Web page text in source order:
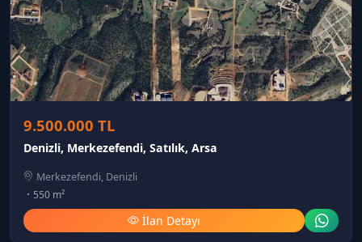
9.500.000 TL
Denizli, Merkezefendi, Satılık, Arsa
Merkezefendi, Denizli
550 m²
İlan Detayı